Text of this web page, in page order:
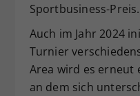
Sportbusiness-Preis.
Auch im Jahr 2024
Turnier
Area wird es erneut
an dem sich